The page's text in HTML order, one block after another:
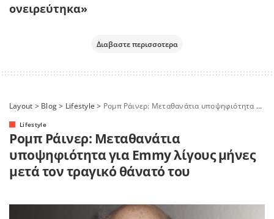
ονειρεύτηκα»
Διαβαστε περισσοτερα
Layout > Blog> Lifestyle > Ρομπ Ράινερ: Μεταθανάτια υποψηφιότητα για Emmy λίγους μήνες μετά τον τραγικό θάνατό του
Lifestyle
Ρομπ Ράινερ: Μεταθανάτια
υποψηφιότητα για Emmy λίγους μήνες
μετά τον τραγικό θάνατό του